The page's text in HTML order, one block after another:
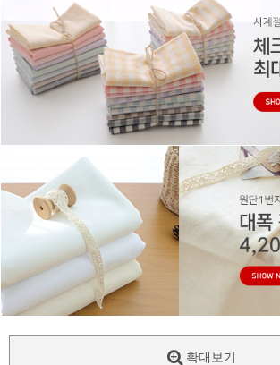
확대보기